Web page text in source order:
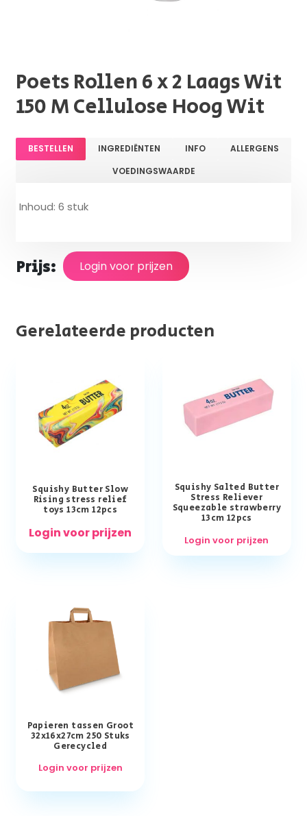
Poets Rollen 6 x 2 Laags Wit
150 M Cellulose Hoog Wit
BESTELLEN INGREDIËNTEN INFO
ALLERGENS
VOEDINGSWAARDE
Inhoud: 6 stuk
Prijs: Login voor prijzen
Gerelateerde producten
Squishy Butter Slow
Rising stress relief
toys 13cm 12pcs
Login voor prijzen
Squishy Salted Butter
Stress Reliever
Squeezable strawberry
13cm 12pcs
Login voor prijzen
Papieren tassen Groot
32x16x27cm 250 Stuks
Gerecycled
Login voor prijzen